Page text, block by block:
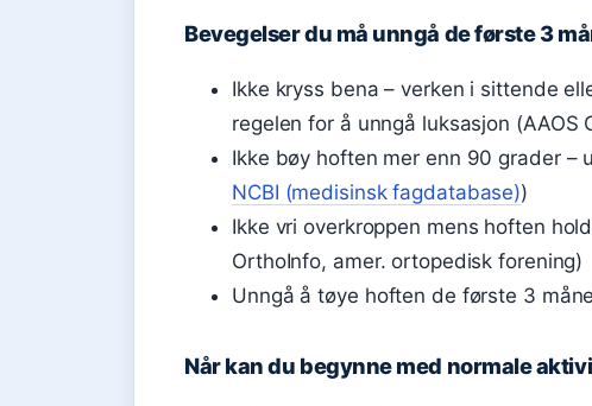
Bevegelser du må unngå de første 3
Ikke kryss bena – verken i sittende
regelen for å unngå luksasjon
Ikke bøy hoften mer enn 90 grader –
NCBI (medisinsk fagdatabase))
Ikke vri overkroppen mens hoften
OrthoInfo, amer. ortopedisk forening)
Unngå å tøye hoften de første 3
Når kan du begynne med normale